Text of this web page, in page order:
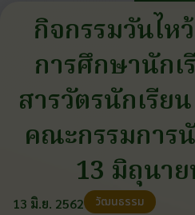
กิจกรรมวันไ
การศึกษานัก
สารวัตรนักเรีย
คณะกรรมการ
13 มิถุนา
13 มิ.ย. 2562 วัฒนธรรม